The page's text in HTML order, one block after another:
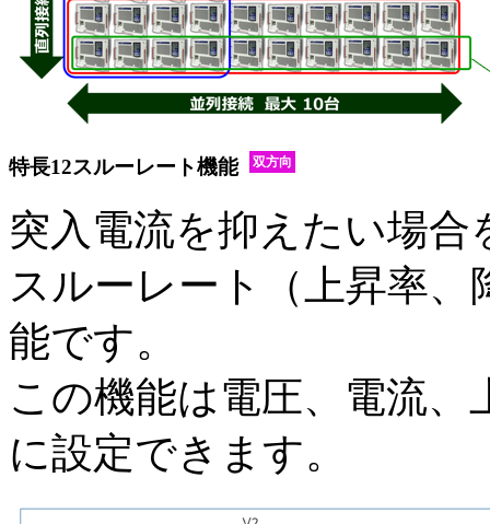
特長12スルーレート機能 双方向
突入電流を抑えたい場
スルーレート（上昇率
能です。
この機能は電圧、電流
に設定できます。